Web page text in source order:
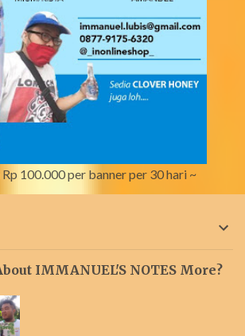
100.000 per banner per 30 hari ~
IMMANUEL'S NOTES More?